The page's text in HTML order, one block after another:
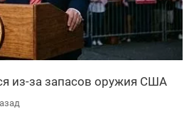
из-за запасов оружия США